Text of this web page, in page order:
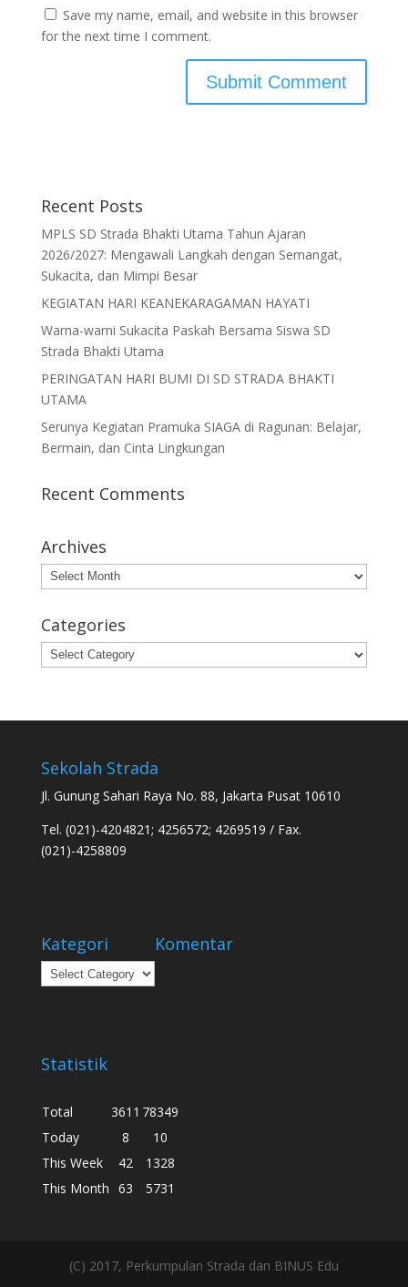
Save my name, email, and website in this browser
for the next time I comment.
Recent Posts
MPLS SD Strada Bhakti Utama Tahun Ajaran
2026/2027: Mengawali Langkah dengan Semangat,
Sukacita, dan Mimpi Besar
KEGIATAN HARI KEANEKARAGAMAN HAYATI
Warna-warni Sukacita Paskah Bersama Siswa SD
Strada Bhakti Utama
PERINGATAN HARI BUMI DI SD STRADA BHAKTI
UTAMA
Serunya Kegiatan Pramuka SIAGA di Ragunan: Belajar,
Bermain, dan Cinta Lingkungan
Recent Comments
Archives
Archives
Categories
Categories
Sekolah Strada
Jl. Gunung Sahari Raya No. 88, Jakarta Pusat 10610
Tel. (021)-4204821; 4256572; 4269519 / Fax.
(021)-4258809
Kategori
Kategori
Komentar
Statistik
Total 3611 78349
Today
8
10
This Week
42
1328
This Month 63 5731
(C) 2017, Perkumpulan Strada dan BINUS Edu